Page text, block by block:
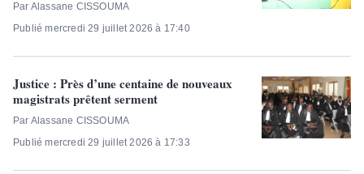
Par Alassane CISSOUMA
Publié mercredi 29 juillet 2026 à 17:40
Justice : Près d’une centaine de nouveaux
magistrats prêtent serment
Par Alassane CISSOUMA
Publié mercredi 29 juillet 2026 à 17:33